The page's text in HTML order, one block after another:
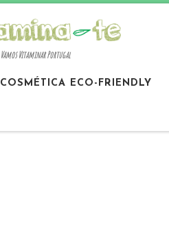
Vamos Vitaminar Portugal
COSMÉTICA ECO-FRIENDLY